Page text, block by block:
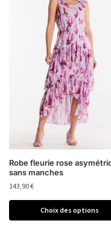
Robe fleurie rose
sans manches
143,90€
Choix des options